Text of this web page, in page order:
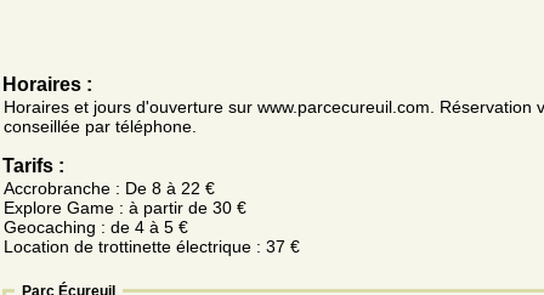
Horaires :
Horaires et jours d'ouverture sur www.parcecureuil.com. Réservation
conseillée par téléphone.
Tarifs :
Accrobranche : De 8 à 22 €
Explore Game : à partir de 30 €
Geocaching : de 4 à 5 €
Location de trottinette électrique : 37 €
Parc Écureuil